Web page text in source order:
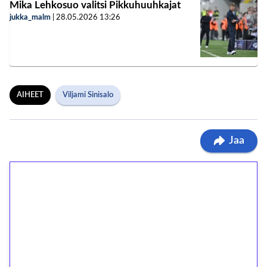
Mika Lehkosuo valitsi Pikkuhuuhkajat
jukka_malm 28.05.2026 13:26
AIHEET Viljami Sinisalo
Jaa